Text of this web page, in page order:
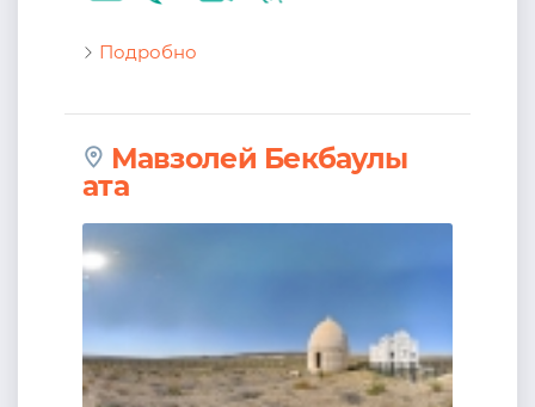
Подробно
Мавзолей Бекбаулы
ата